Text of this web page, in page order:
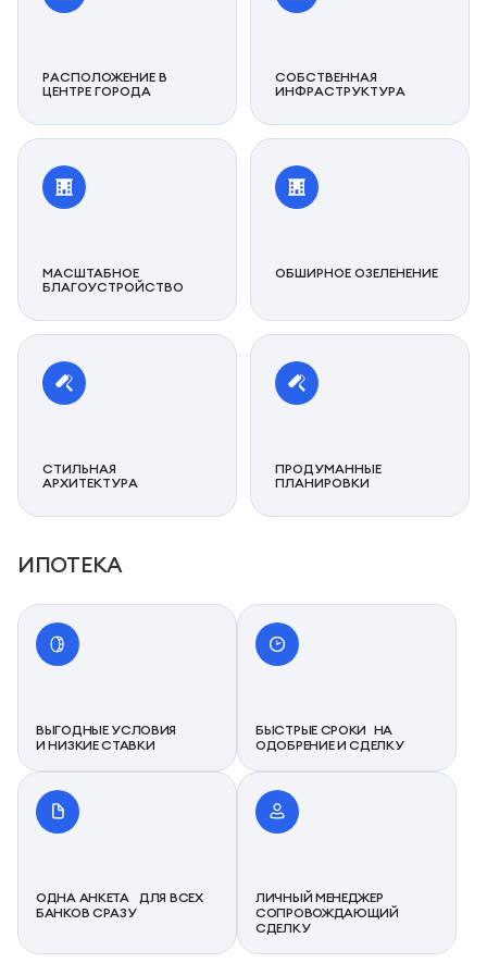
РАСПОЛОЖЕНИЕ В
ЦЕНТРЕ ГОРОДА
СОБСТВЕННАЯ
ИНФРАСТРУКТУРА
МАСШТАБНОЕ
БЛАГОУСТРОЙСТВО
ОБШИРНОЕ ОЗЕЛЕНЕНИЕ
СТИЛЬНАЯ
АРХИТЕКТУРА
ПРОДУМАННЫЕ
ПЛАНИРОВКИ
ИПОТЕКА
ВЫГОДНЫЕ УСЛОВИЯ
И НИЗКИЕ СТАВКИ
БЫСТРЫЕ СРОКИ НА
ОДОБРЕНИЕ И СДЕЛКУ
ОДНА АНКЕТА ДЛЯ ВСЕХ
БАНКОВ СРАЗУ
ЛИЧНЫЙ МЕНЕДЖЕР
СОПРОВОЖДАЮЩИЙ
СДЕЛКУ